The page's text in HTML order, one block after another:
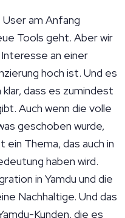
am Anfang
Tools geht. Aber wir
an einer
hoch ist. Und es
dass es zumindest
Auch wenn die volle
geschoben wurde,
Thema, das auch in
haben wird.
in Yamdu und die
Nachhaltige. Und das
Kunden, die es